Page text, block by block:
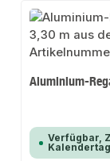
Aluminium-
Verfügbar,